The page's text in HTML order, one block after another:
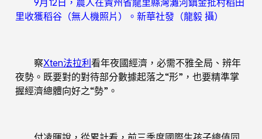
里收獲稻谷（無人機照片）。新華社發（龍毅 攝）
察Xten法拉利看年夜國經濟，必需不雅全局、辨年
夜勢。既要對的對待部分數據起落之“形”，也要精準掌
握經濟總體向好之“勢”。